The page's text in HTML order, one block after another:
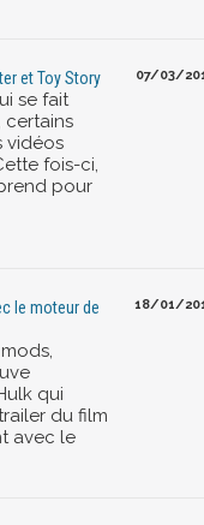
et Toy Story
se fait
certains
vidéos
fois-ci,
pour
07/03/
le moteur de
qui
du film
avec le
18/01/